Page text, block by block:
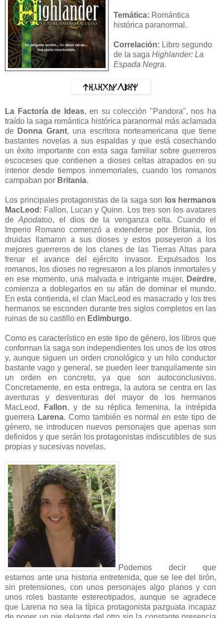
Temática: Romántica
histórica paranormal.
Correlación: Libro segundo
de la saga Highlander: La
Espada Negra.
La Factoría de Ideas, en su colección "Pandora", nos ha
traído la saga romántica histórica paranormal más aclamada
de Donna Grant, una escritora norteamericana que tiene
bastantes novelas a sus espaldas y que está cosechando
un éxito importante con esta saga familiar sobre guerreros
escoceses que contienen a dioses celtas atrapados en su
interior desde tiempos inmemoriales, cuando los romanos
campaban por Britania.
Los principales protagonistas de la saga son los hermanos
MacLeod : Fallon, Lucan y Quinn. Los tres son los avatares
deApodatoo, el dios de la venganza celta. Cuando el
Imperio Romano comenzó a extenderse por Britania, los
druidas llamaron a sus dioses y estos poseyeron a los
mejores guerreros de los clanes de las Tierras Altas para
frenar el avance del ejército invasor. Expulsados los
romanos, los dioses no regresaron a los planos inmortales y
en ese momento, una malvada e intrigante mujer, Deirdre,
comienza a doblegarlos en su afán de dominar el mundo.
En esta contienda, el clan MacLeod es masacrado y los tres
hermanos se esconden durante tres siglos completos en las
ruinas de su castillo en Edimburgo.
Como es característico en este tipo de género, los libros que
conforman la saga son independientes los unos de los otros
y, aunque siguen un orden cronológico y un hilo conductor
bastante vago y general, se pueden leer tranquilamente sin
un orden en concreto, ya que son autoconclusivos.
Concretamente, en esta entrega, la autora se centra en las
aventuras y desventuras del mayor de los hermanos
MacLeod,
Fallon, y de su réplica femenina, la intrépida
guerrera Larena. Como también es normal en este tipo de
género, se introducen nuevos personajes que apenas son
definidos y que serán los protagonistas indiscutibles de sus
propias y sucesivas novelas.
Podemos decir que
estamos ante una historia entretenida, que se lee del tirón,
sin pretensiones, con unos personajes algo planos y con
unos roles bastante estereotipados, aunque se agradece
que Larena no sea la típica protagonista pazguata incapaz